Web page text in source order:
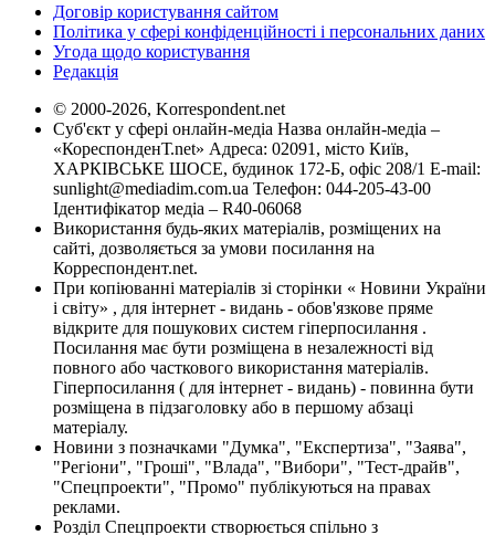
Договір користування сайтом
Політика у сфері конфіденційності і персональних даних
Угода щодо користування
Редакція
© 2000-2026, Korrespondent.net
Суб'єкт у сфері онлайн-медіа Назва онлайн-медіа –
«КореспонденТ.net» Адреса: 02091, місто Київ,
ХАРКІВСЬКЕ ШОСЕ, будинок 172-Б, офіс 208/1 E-mail:
sunlight@mediadim.com.ua Телефон: 044-205-43-00
Ідентифікатор медіа – R40-06068
Використання будь-яких матеріалів, розміщених на
сайті, дозволяється за умови посилання на
Корреспондент.net.
При копіюванні матеріалів зі сторінки « Новини України
і світу» , для інтернет - видань - обов'язкове пряме
відкрите для пошукових систем гіперпосилання .
Посилання має бути розміщена в незалежності від
повного або часткового використання матеріалів.
Гіперпосилання ( для інтернет - видань) - повинна бути
розміщена в підзаголовку або в першому абзаці
матеріалу.
Новини з позначками "Думка", "Експертиза", "Заява",
"Регіони", "Гроші", "Влада", "Вибори", "Тест-драйв",
"Спецпроекти", "Промо" публікуються на правах
реклами.
Розділ Спецпроекти створюється спільно з